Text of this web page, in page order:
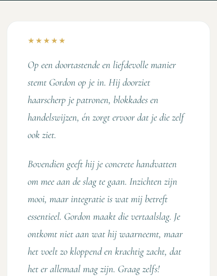
★★★★★
Op een doortastende en liefdevolle manier
stemt Gordon op je in. Hij doorziet
haarscherp je patronen, blokkades en
handelswijzen, én zorgt ervoor dat je die zelf
ook ziet.
Bovendien geeft hij je concrete handvatten
om mee aan de slag te gaan. Inzichten zijn
mooi, maar integratie is wat mij betreft
essentieel. Gordon maakt die vertaalslag. Je
ontkomt niet aan wat hij waarneemt, maar
het voelt zo kloppend en krachtig zacht, dat
het er allemaal mag zijn. Graag zelfs!